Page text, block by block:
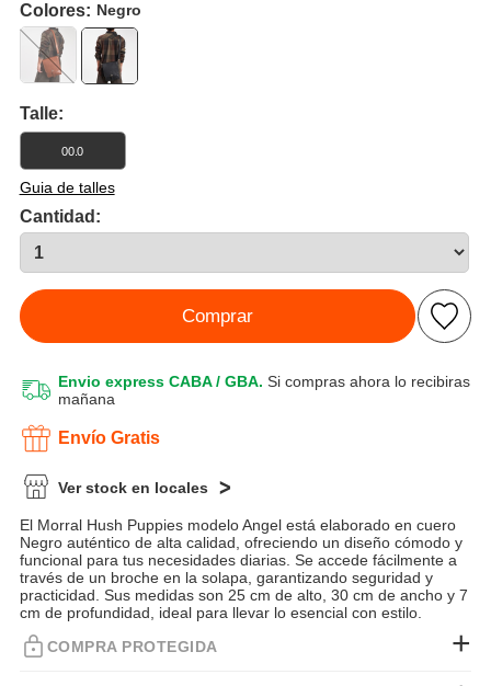
Colores: Negro
Talle:
Guia de talles
00.0
Cantidad:
Comprar
Envio express CABA / GBA. Si compras ahora lo recibiras
mañana
Envío Gratis
Ver stock en locales
El Morral Hush Puppies modelo Angel está elaborado en cuero
Negro auténtico de alta calidad, ofreciendo un diseño cómodo y
funcional para tus necesidades diarias. Se accede fácilmente a
través de un broche en la solapa, garantizando seguridad y
practicidad. Sus medidas son 25 cm de alto, 30 cm de ancho y 7
cm de profundidad, ideal para llevar lo esencial con estilo.
COMPRA PROTEGIDA